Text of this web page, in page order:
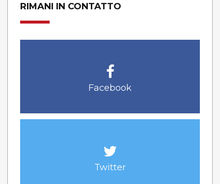
RIMANI IN CONTATTO
Facebook
Twitter